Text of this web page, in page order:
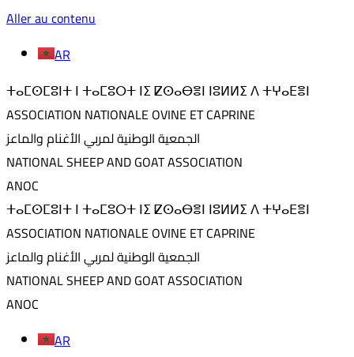
Aller au contenu
AR
ⵜⴰⵎⵙⵎⵓⵏⵜ ⵏ ⵜⴰⵎⵓⵔⵜ ⵏⵉ ⵇⵙⴰⴱⴻⵏ ⵏⵓⵍⵍⵉ ⴷ ⵜⵖⴰⴹⴻⵏ
ASSOCIATION NATIONALE OVINE ET CAPRINE
الجمعية الوطنية لمربي الأغنام والماعز
NATIONAL SHEEP AND GOAT ASSOCIATION
ANOC
ⵜⴰⵎⵙⵎⵓⵏⵜ ⵏ ⵜⴰⵎⵓⵔⵜ ⵏⵉ ⵇⵙⴰⴱⴻⵏ ⵏⵓⵍⵍⵉ ⴷ ⵜⵖⴰⴹⴻⵏ
ASSOCIATION NATIONALE OVINE ET CAPRINE
الجمعية الوطنية لمربي الأغنام والماعز
NATIONAL SHEEP AND GOAT ASSOCIATION
ANOC
AR